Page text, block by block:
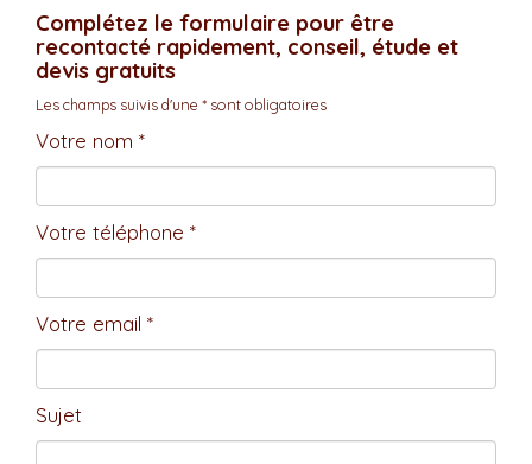
Complétez le formulaire pour être
recontacté rapidement, conseil, étude et
devis gratuits
Les champs suivis d'une * sont obligatoires
Votre nom *
Votre téléphone *
Votre email *
Sujet